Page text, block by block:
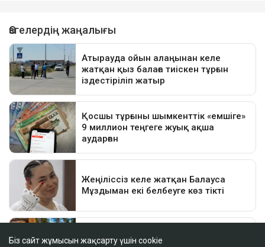
Біз сайт жұмысын жақсарту үшін cookie